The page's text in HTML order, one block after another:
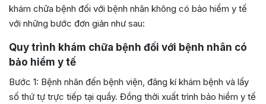
khám chữa bệnh đối với bệnh nhân không có bảo hiểm y tế
với những bước đơn giản như sau:
Quy trình khám chữa bệnh đối với bệnh nhân có
bảo hiểm y tế
Bước 1: Bệnh nhân đến bệnh viện, đăng kí khám bệnh và lấy
số thứ tự trực tiếp tại quầy. Đồng thời xuất trình bảo hiểm y tế